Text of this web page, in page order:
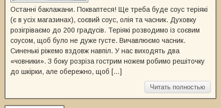
Останні баклажани. Покваптеся! Ще треба буде соус теріякі
(є в усіх магазинах), соєвий соус, олія та часник. Духовку
розігріваємо до 200 градусів. Теріякі розводимо із соєвим
соусом, щоб було не дуже густе. Вичавлюємо часник.
Синенькі ріжемо вздовж навпіл. У нас виходять два
«човники». З боку розріза гострим ножем робимо решіточку
до шкірки, але обережно, щоб […]
Читать полностью